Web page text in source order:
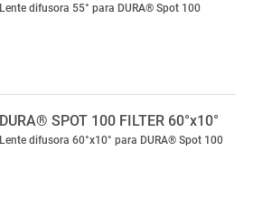
Lente difusora 55° para DURA® Spot 100
DURA® SPOT 100 FILTER 60°x10°
Lente difusora 60°x10° para DURA® Spot 100